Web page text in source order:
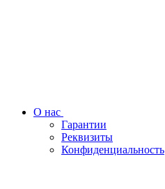
О нас
Гарантии
Реквизиты
Конфиденциальность